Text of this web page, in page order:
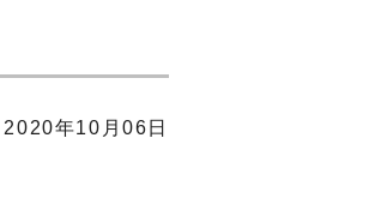
2020年10月06日